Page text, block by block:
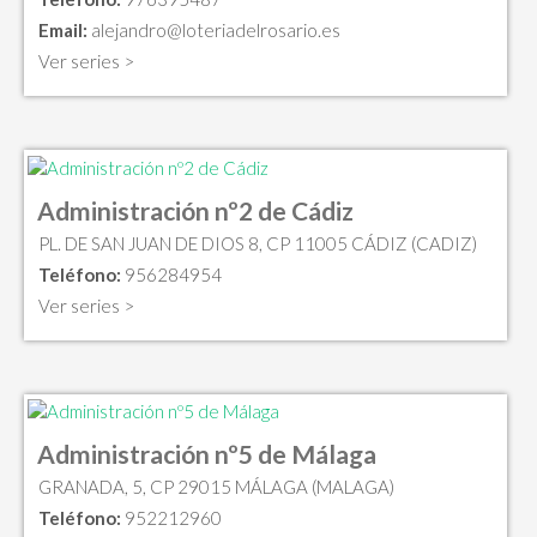
Email: alejandro@loteriadelrosario.es
Ver series >
Administración nº2 de Cádiz
PL. DE SAN JUAN DE DIOS 8, CP 11005 CÁDIZ (CADIZ)
Teléfono: 956284954
Ver series >
Administración nº5 de Málaga
GRANADA, 5, CP 29015 MÁLAGA (MALAGA)
Teléfono: 952212960